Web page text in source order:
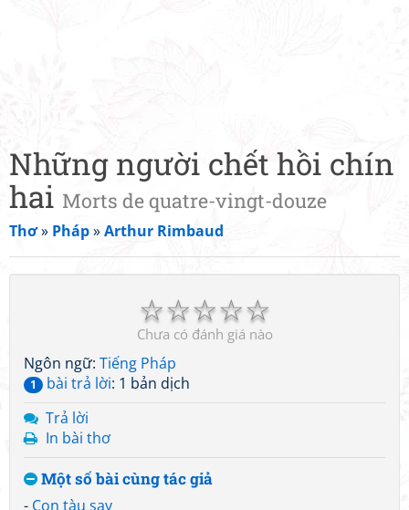
Những người chết hồi chín
hai Morts de quatre-vingt-douze
Thơ» Pháp»Arthur Rimbaud
☆
☆
☆
☆
☆
Chưa có đánh giá nào
Ngôn ngữ: Tiếng Pháp
1 bài trả lời: 1 bản dịch
Trả lời
In bài thơ
Một số bài cùng tác giả
- Con tàu say